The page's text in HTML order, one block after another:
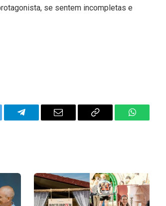
se sentem incompletas e
Telegram Email
Copy
WhatsApp